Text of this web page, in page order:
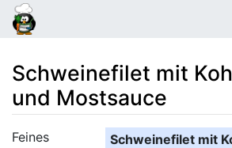
Schweinefilet mit
und Mostsauce
Wechseln zu: Navigation,Suche
Schweinefilet mit
Feines